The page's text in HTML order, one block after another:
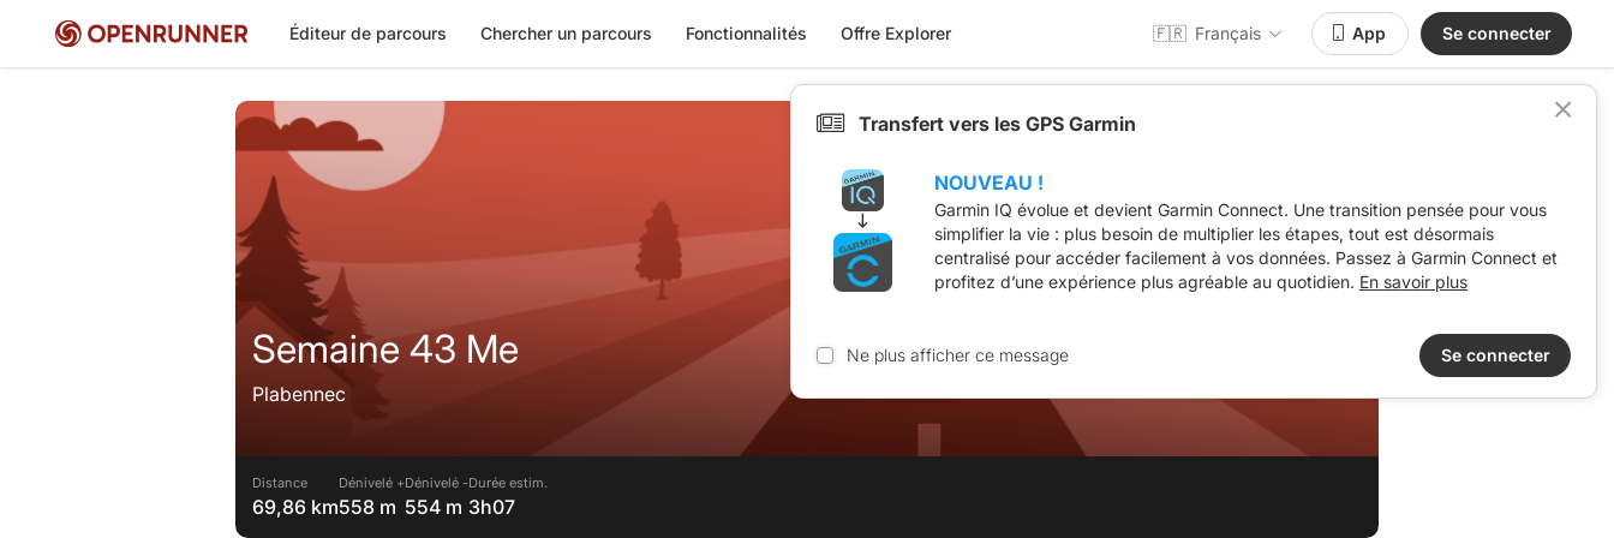
Éditeur de parcours Chercher un parcours Fonctionnalités Offre Explorer 🇫🇷 Français App Se connecter
Semaine 43 Me
Plabennec
Distance
69,86 km
Dénivelé +
558 m
Dénivelé -
554 m
Durée estim.
3h07
Transfert vers les GPS Garmin
NOUVEAU !
Garmin IQ évolue et devient Garmin Connect. Une transition pensée pour vous
simplifier la vie : plus besoin de multiplier les étapes, tout est désormais
centralisé pour accéder facilement à vos données. Passez à Garmin Connect et
profitez d’une expérience plus agréable au quotidien. En savoir plus
Ne plus afficher ce message Se connecter